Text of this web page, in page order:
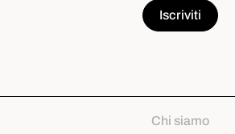
Chi siamo